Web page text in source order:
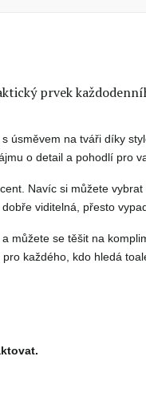
prvek
úsměvem na tváři díky
o detail a pohodlí pro
Navíc si můžete
viditelná, přesto
můžete se těšit na
každého, kdo hledá